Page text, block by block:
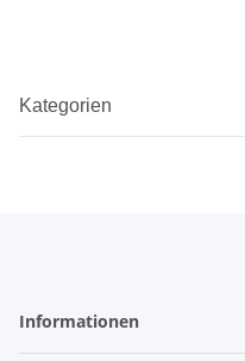
Kategorien
Informationen